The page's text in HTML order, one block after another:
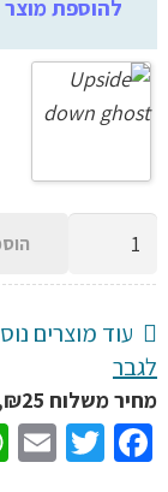
להוספת
ראש
הפוכה
-
מסכת
זומבי
עוד מוצרים
לגבר
מחיר משלוח ₪25, משלוח חינם בקנייה מעל ₪400